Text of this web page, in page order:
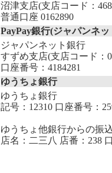
沼津支店(支店コード：
普通口座 0162890
PayPay銀行(ジャパンネ
ジャパンネット銀行
すずめ支店(支店コード：
口座番号：4184281
ゆうちょ銀行
ゆうちょ銀行
記号：12310 口座番号：
ゆうちょ他銀行からの振
店名：二三八 店番：238